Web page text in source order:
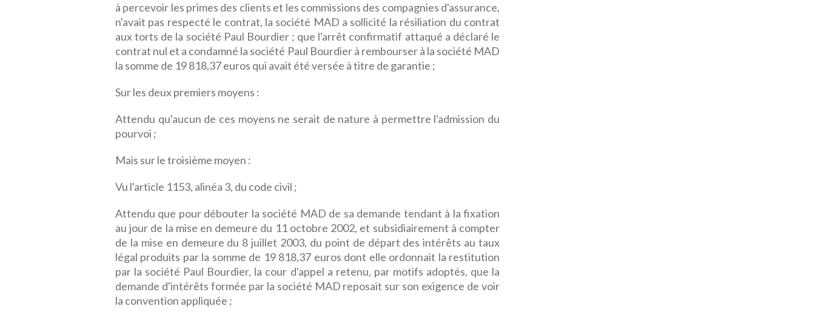
à percevoir les primes des clients et les commissions des compagnies d'assurance,
n'avait pas respecté le contrat, la société MAD a sollicité la résiliation du contrat
aux torts de la société Paul Bourdier ; que l'arrêt confirmatif attaqué a déclaré le
contrat nul et a condamné la société Paul Bourdier à rembourser à la société MAD
la somme de 19 818,37 euros qui avait été versée à titre de garantie ;
Sur les deux premiers moyens :
Attendu qu'aucun de ces moyens ne serait de nature à permettre l'admission du
pourvoi ;
Mais sur le troisième moyen :
Vu l'article 1153, alinéa 3, du code civil ;
Attendu que pour débouter la société MAD de sa demande tendant à la fixation
au jour de la mise en demeure du 11 octobre 2002, et subsidiairement à compter
de la mise en demeure du 8 juillet 2003, du point de départ des intérêts au taux
légal produits par la somme de 19 818,37 euros dont elle ordonnait la restitution
par la société Paul Bourdier, la cour d'appel a retenu, par motifs adoptés, que la
demande d'intérêts formée par la société MAD reposait sur son exigence de voir
la convention appliquée ;